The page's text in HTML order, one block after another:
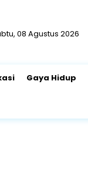
08 Agustus 2026
Gaya Hidup